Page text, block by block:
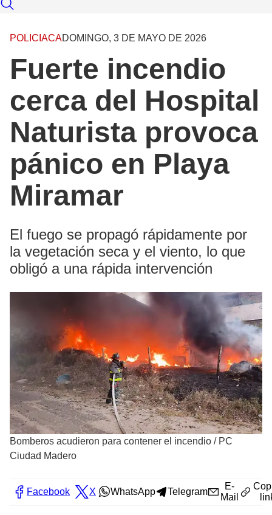
POLICIACADOMINGO, 3 DE MAYO DE 2026
Fuerte incendio
cerca del Hospital
Naturista provoca
pánico en Playa
Miramar
El fuego se propagó rápidamente por
la vegetación seca y el viento, lo que
obligó a una rápida intervención
Bomberos acudieron para contener el incendio / PC
Ciudad Madero
Facebook X WhatsApp Telegram
E-
Mail